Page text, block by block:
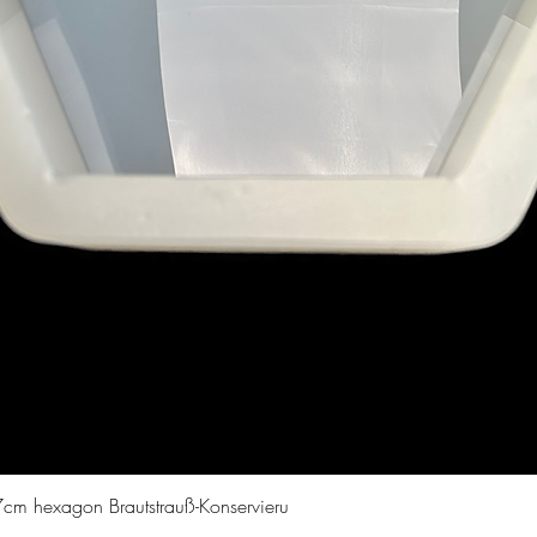
Quick View
hexagon Brautstrauß-Konservieru